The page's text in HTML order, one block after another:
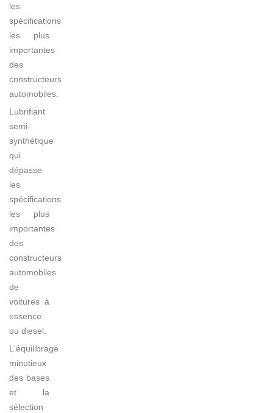
les
spécifications
les plus
importantes
des
constructeurs
automobiles.
Lubrifiant
semi-
synthétique
qui
dépasse
les
spécifications
les plus
importantes
des
constructeurs
automobiles
de
voitures à
essence
ou diesel.
L'équilibrage
minutieux
des bases
et la
sélection